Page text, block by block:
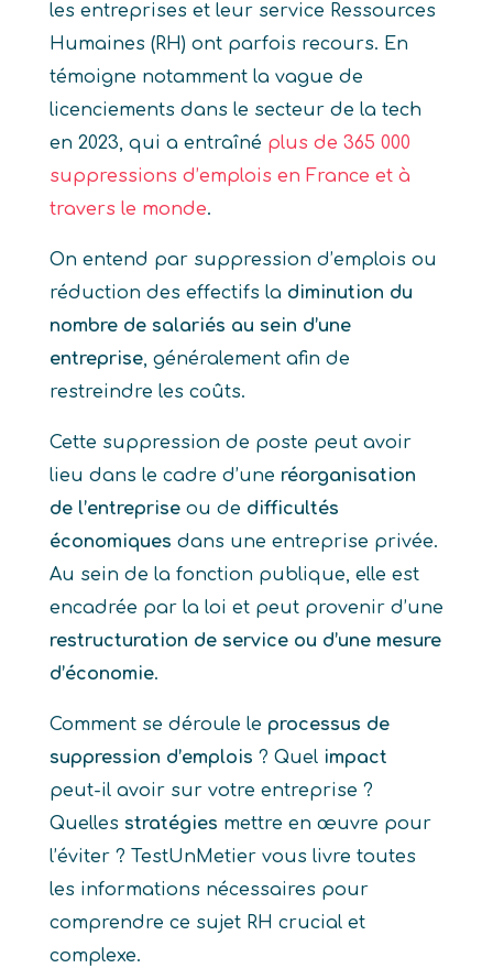
les entreprises et leur service Ressources
Humaines (RH) ont parfois recours. En
témoigne notamment la vague de
licenciements dans le secteur de la tech
en 2023, qui a entraîné plus de 365 000
suppressions d’emplois en France et à
travers le monde.
On entend par suppression d’emplois ou
réduction des effectifs la diminution du
nombre de salariés au sein d’une
entreprise, généralement afin de
restreindre les coûts.
Cette suppression de poste peut avoir
lieu dans le cadre d’une réorganisation
de l’entreprise ou de difficultés
économiques dans une entreprise privée.
Au sein de la fonction publique, elle est
encadrée par la loi et peut provenir d’une
restructuration de service ou d’une mesure
d’économie.
Comment se déroule le processus de
suppression d’emplois ? Quel impact
peut-il avoir sur votre entreprise ?
Quelles stratégies mettre en œuvre pour
l’éviter ? TestUnMetier vous livre toutes
les informations nécessaires pour
comprendre ce sujet RH crucial et
complexe.